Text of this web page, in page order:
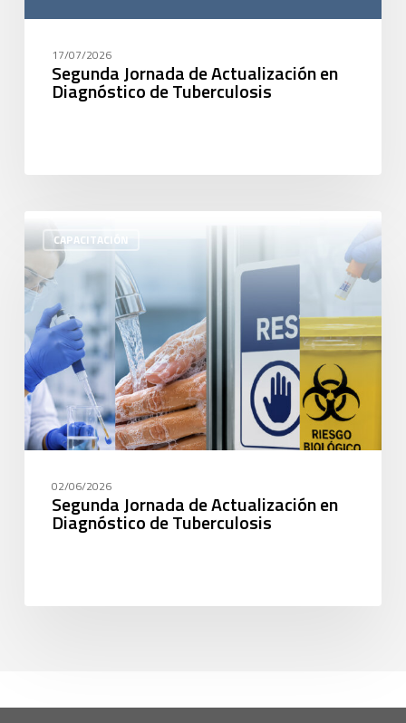
17/07/2026
Segunda Jornada de Actualización en
Diagnóstico de Tuberculosis
CAPACITACIÓN
02/06/2026
Segunda Jornada de Actualización en
Diagnóstico de Tuberculosis